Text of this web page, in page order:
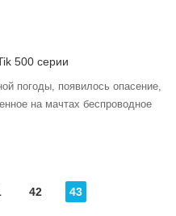
500 серии
погоды, появилось опасение,
на мачтах беспроводное
42 43